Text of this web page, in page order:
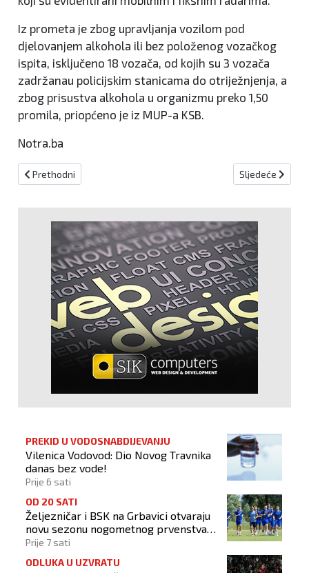
Iz prometa je zbog upravljanja vozilom pod
djelovanjem alkohola ili bez položenog vozačkog
ispita, isključeno 18 vozača, od kojih su 3 vozača
zadržanau policijskim stanicama do otriježnjenja, a
zbog prisustva alkohola u organizmu preko 1,50
promila, priopćeno je iz MUP-a KSB.
Notra.ba
Prethodni članak: SIPA i policija u akciji, pretresa se i ured
Prethodni Sljedeći
Sljedeće
PREKID U VODOSNABDIJEVANJU
Vilenica Vodovod: Dio Novog Travnika
danas bez vode!
Prije 6 sati
OD 20 SATI
Željezničar i BSK na Grbavici otvaraju
novu sezonu nogometnog prvenstva
BiH
Prije 7 sati
ODLUKA U UZVRATU